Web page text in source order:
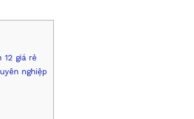
giá rẻ
nghiệp